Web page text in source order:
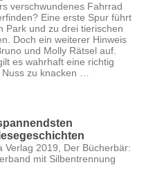
verschwundenes Fahrrad
Eine erste Spur führt
Park und zu drei tierischen
Doch ein weiterer Hinweis
und Molly Rätsel auf.
es wahrhaft eine richtig
zu knacken …
Verlag 2019, Der Bücherbär:
mit Silbentrennung